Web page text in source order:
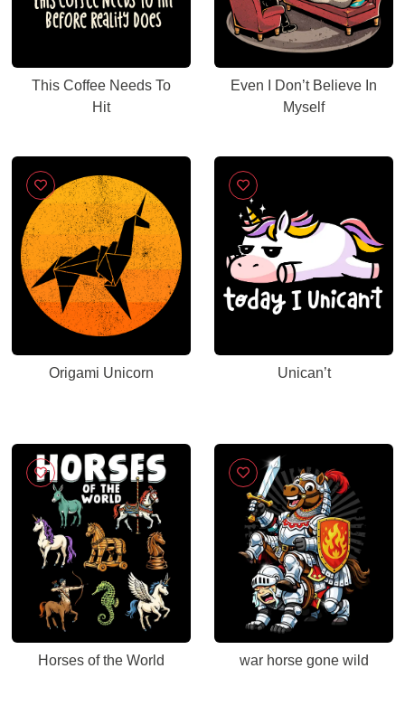
This Coffee Needs To
Hit
Even I Don’t Believe In
Myself
Origami Unicorn Unican’t
Horses of the World war horse gone wild